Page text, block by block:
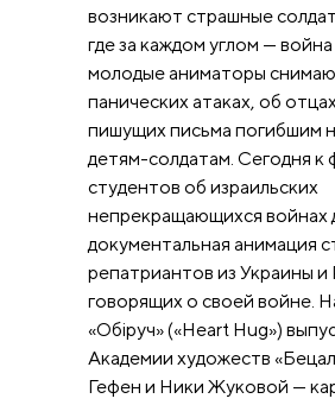
возникают страшные
где за каждом углом —
молодые аниматоры
панических атаках, об
пишущих письма погибшим
детям-солдатам. Сегодня к
студентов об израильских
непрекращающихся войнах
документальная анимация
репатриантов из Украины и
говорящих о своей войне.
«Обіруч» («Heart Hug»)
Академии художеств
Гефен и Ники Жуковой —